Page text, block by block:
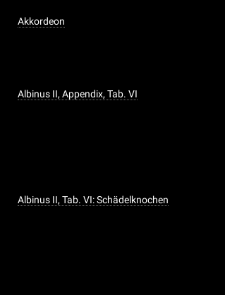
Akkordeon
Albinus II, Appendix, Tab. VI
Albinus II, Tab. VI: Schädelknochen